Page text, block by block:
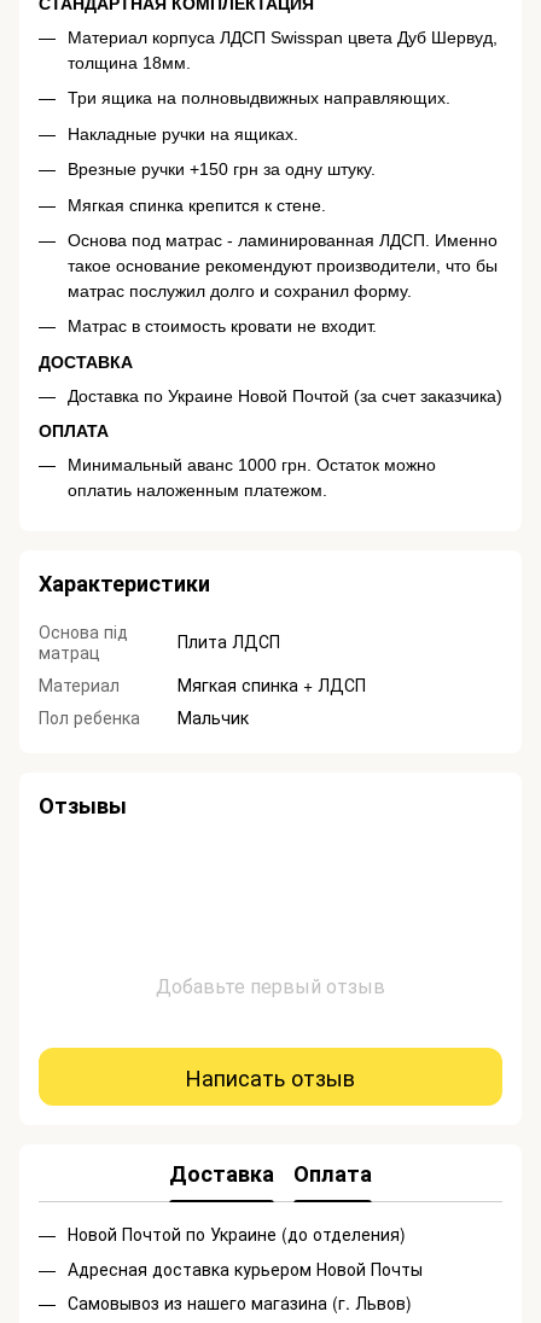
​Материал корпуса ЛДСП Swisspan цвета Дуб Шервуд,
толщина 18мм​.
Три ящика на полновыдвижных направляющих.
Накладные ручки на ящиках.
Врезные ручки +150 грн за одну штуку.
Мягкая спинка крепится к стене.
Основа под матрас - ламинированная ЛДСП. Именно
такое основание рекомендуют производители, что бы
матрас послужил долго и сохранил форму.
Матрас в стоимость кровати не входит.
ДОСТАВКА
Доставка по Украине Новой Почтой (за счет заказчика)​
ОПЛАТА
Минимальный аванс 1000 грн. Остаток можно
оплатиь наложенным платежом.
Характеристики
Основа під
матрац
Плита ЛДСП
Материал
Мягкая спинка + ЛДСП
Пол ребенка
Мальчик
Отзывы
Добавьте первый отзыв
Написать отзыв
Доставка Оплата
Новой Почтой по Украине (до отделения)
Адресная доставка курьером Новой Почты
Самовывоз из нашего магазина (г. Львов)